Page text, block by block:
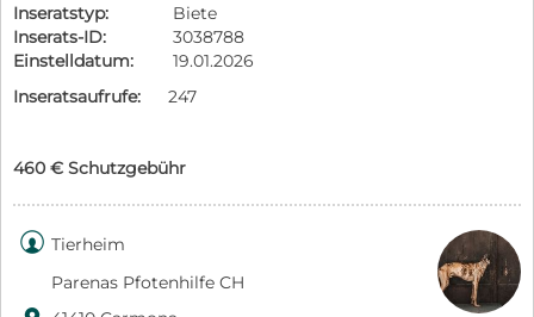
Inseratstyp:
Biete
Inserats-ID:
3038788
Einstelldatum:
19.01.2026
Inseratsaufrufe:
247
460 € Schutzgebühr
 Tierheim
Parenas Pfotenhilfe CH